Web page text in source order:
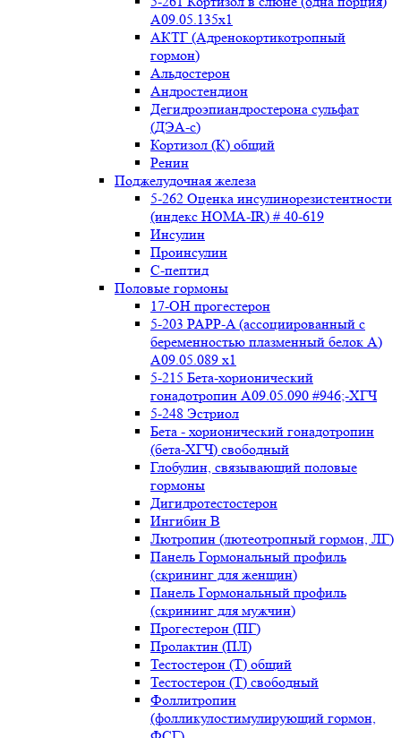
A09.05.135x1
АКТГ (Адренокортикотропный
гормон)
Альдостерон
Андростендион
Дегидроэпиандростерона сульфат
(ДЭА-с)
Кортизол (К) общий
Ренин
Поджелудочная железа
5-262 Оценка инсулинорезистентности
(индекс HOMA-IR) # 40-619
Инсулин
Проинсулин
С-пептид
Половые гормоны
17-ОН прогестерон
5-203 PAPP-A (ассоциированный с
беременностью плазменный белок А)
А09.05.089 x1
5-215 Бета-хорионический
гонадотропин А09.05.090 #946;-ХГЧ
5-248 Эстриол
Бета - хорионический гонадотропин
(бета-ХГЧ) свободный
Глобулин, связывающий половые
гормоны
Дигидротестостерон
Ингибин В
Лютропин (лютеотропный гормон, ЛГ)
Панель Гормональный профиль
(скрининг для женщин)
Панель Гормональный профиль
(скрининг для мужчин)
Прогестерон (ПГ)
Пролактин (ПЛ)
Тестостерон (Т) общий
Тестостерон (Т) свободный
Фоллитропин
(фолликулостимулирующий гормон,